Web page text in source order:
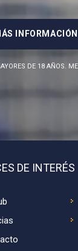
INFORMACIÓN
DE 18 AÑOS.
DE INTERÉS